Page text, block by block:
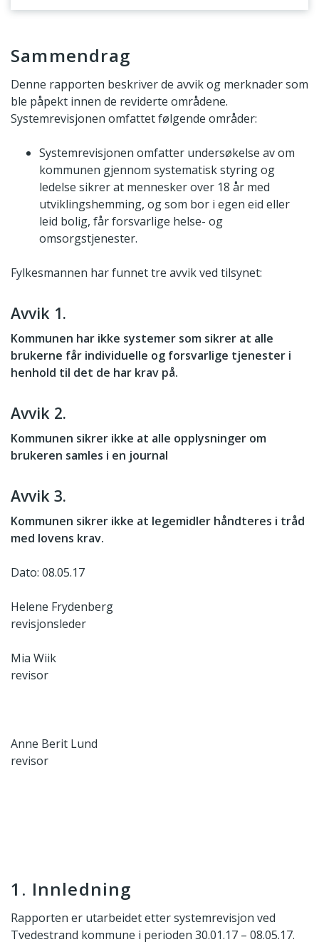
Sammendrag
Denne rapporten beskriver de avvik og merknader som
ble påpekt innen de reviderte områdene.
Systemrevisjonen omfattet følgende områder:
Systemrevisjonen omfatter undersøkelse av om
kommunen gjennom systematisk styring og
ledelse sikrer at mennesker over 18 år med
utviklingshemming, og som bor i egen eid eller
leid bolig, får forsvarlige helse- og
omsorgstjenester.
Fylkesmannen har funnet tre avvik ved tilsynet:
Avvik 1.
Kommunen har ikke systemer som sikrer at alle
brukerne får individuelle og forsvarlige tjenester i
henhold til det de har krav på.
Avvik 2.
Kommunen sikrer ikke at alle opplysninger om
brukeren samles i en journal
Avvik 3.
Kommunen sikrer ikke at legemidler håndteres i tråd
med lovens krav.
Dato: 08.05.17
Helene Frydenberg
revisjonsleder
Mia Wiik
revisor
Anne Berit Lund
revisor
1. Innledning
Rapporten er utarbeidet etter systemrevisjon ved
Tvedestrand kommune i perioden 30.01.17 – 08.05.17.